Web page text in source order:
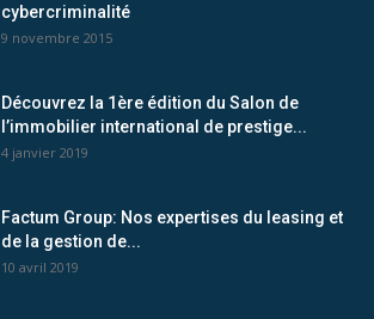
cybercriminalité
9 novembre 2015
Découvrez la 1ère édition du Salon de
l’immobilier international de prestige...
4 janvier 2019
Factum Group: Nos expertises du leasing et
de la gestion de...
10 avril 2019